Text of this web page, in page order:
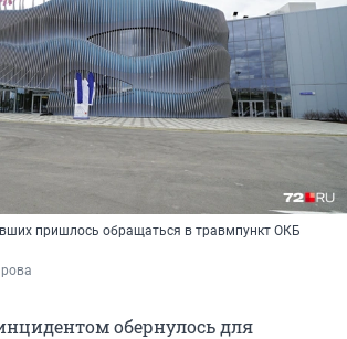
пришлось обращаться в травмпункт ОКБ
обернулось для